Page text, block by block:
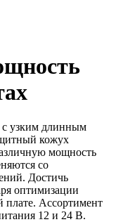
с узким длинным
кожух
мощность
со
Достичь
оптимизации
плате. Ассортимент
12 и 24 В.